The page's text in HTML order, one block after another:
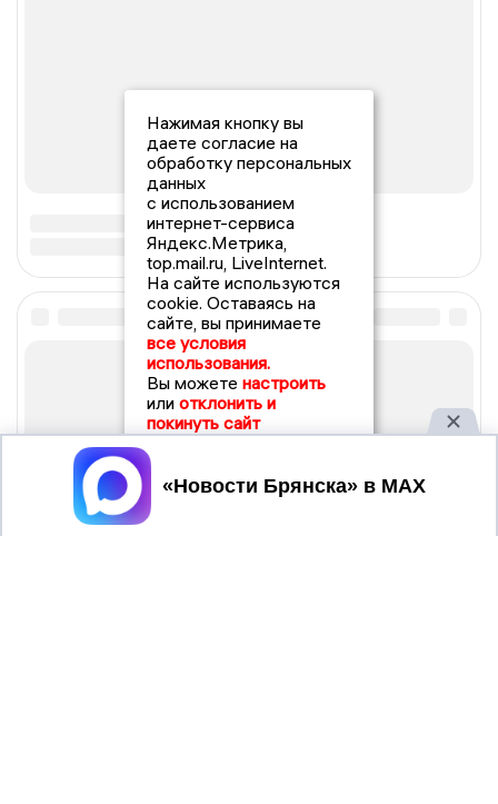
Нажимая кнопку вы
даете согласие на
обработку персональных
данных
с использованием
интернет-сервиса
Яндекс.Метрика,
top.mail.ru, LiveInternet.
На сайте используются
cookie. Оставаясь на
сайте, вы принимаете
все условия
использования.
Вы можете настроить
или отклонить и
покинуть сайт
Принять